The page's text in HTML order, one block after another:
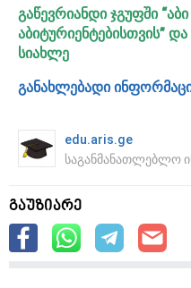
გაწევრიანდი ჯგუფში
აბიტურიენტებისთვის”
სიახლე
განახლებადი
edu.aris.ge
საგანმანათლებლო
გაუზიარე